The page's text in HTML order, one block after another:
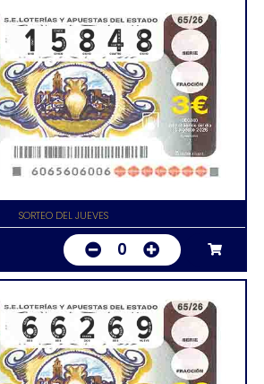
SORTEO DEL JUEVES
0